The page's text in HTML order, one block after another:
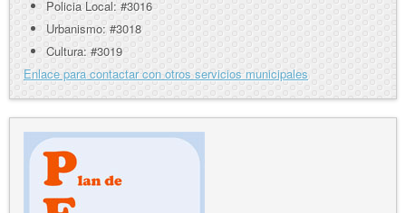
Policia Local: #3016
Urbanismo: #3018
Cultura: #3019
Enlace para contactar con otros servicios municipales